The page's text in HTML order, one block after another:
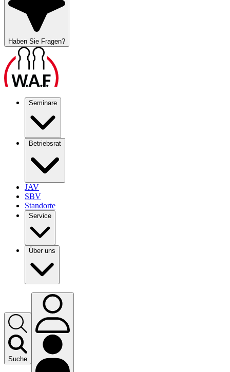
Haben Sie Fragen?
Seminare
Betriebsrat
JAV
SBV
Standorte
Service
Über uns
Suche